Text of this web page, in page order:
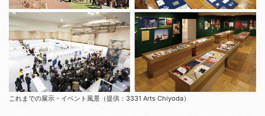
これまでの展示・イベント風景（提供：3331 Arts Chiyoda）